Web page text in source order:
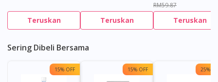
Teruskan Teruskan
RM59.87
Teruskan
Sering Dibeli Bersama
15% OFF 15% OFF 25%